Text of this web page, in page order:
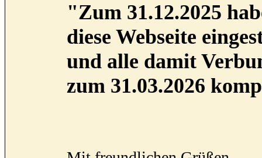
"Zum 31.12.2025
diese Webseite
und alle damit
zum 31.03.2026